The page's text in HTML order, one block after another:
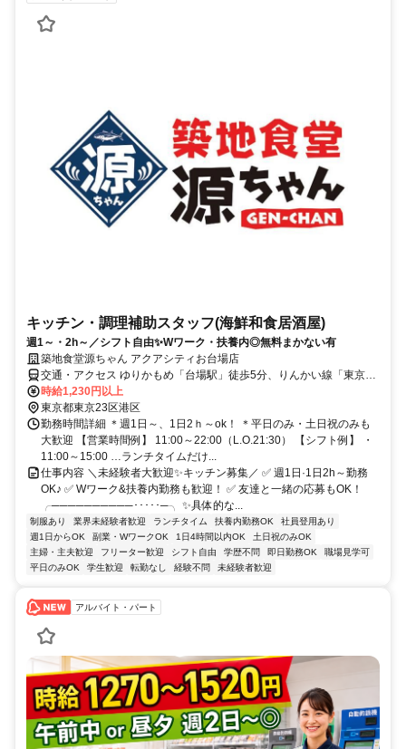
キッチン・調理補助スタッフ(海鮮和食居酒屋)
週1～・2h～／シフト自由✨Wワーク・扶養内◎無料まかない有
築地食堂源ちゃん アクアシティお台場店
交通・アクセス ゆりかもめ「台場駅」徒歩5分、りんかい線「東京テ
レポート駅」徒歩10分
時給1,230円以上
東京都東京23区港区
勤務時間詳細 ＊週1日～、1日2ｈ～ok！ ＊平日のみ・土日祝のみも
大歓迎 【営業時間例】 11:00～22:00（L.O.21:30） 【シフト例】 ・
11:00～15:00 …ランチタイムだけ...
仕事内容 ＼未経験者大歓迎✨キッチン募集／ ✅ 週1日·1日2h～勤務
OK♪ ✅ Wワーク&扶養内勤務も歓迎！ ✅ 友達と一緒の応募もOK！
╭──────────･････─╮ ✨具体的な...
制服あり 業界未経験者歓迎 ランチタイム 扶養内勤務OK
社員登用あり
週1日からOK
副業・WワークOK 1日4時間以内OK
土日祝のみOK
主婦・主夫歓迎
フリーター歓迎 シフト自由 学歴不問 即日勤務OK
職場見学可
平日のみOK
学生歓迎 転勤なし 経験不問 未経験者歓迎
アルバイト・パート